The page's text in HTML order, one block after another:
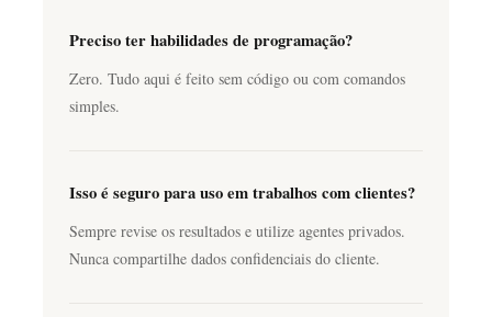
Preciso ter habilidades de programação?
Zero. Tudo aqui é feito sem código ou com comandos
simples.
Isso é seguro para uso em trabalhos com clientes?
Sempre revise os resultados e utilize agentes privados.
Nunca compartilhe dados confidenciais do cliente.